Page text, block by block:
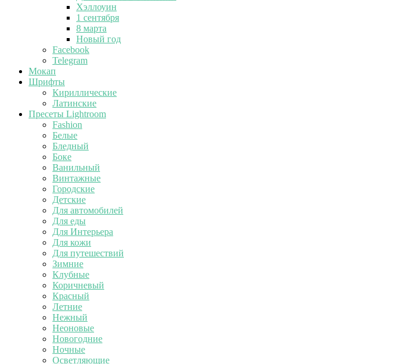
Хэллоуин
1 сентября
8 марта
Новый год
Facebook
Telegram
Мокап
Шрифты
Кириллические
Латинские
Пресеты Lightroom
Fashion
Белые
Бледный
Боке
Ванильный
Винтажные
Городские
Детские
Для автомобилей
Для еды
Для Интерьера
Для кожи
Для путешествий
Зимние
Клубные
Коричневый
Красный
Летние
Нежный
Неоновые
Новогодние
Ночные
Осветляющие